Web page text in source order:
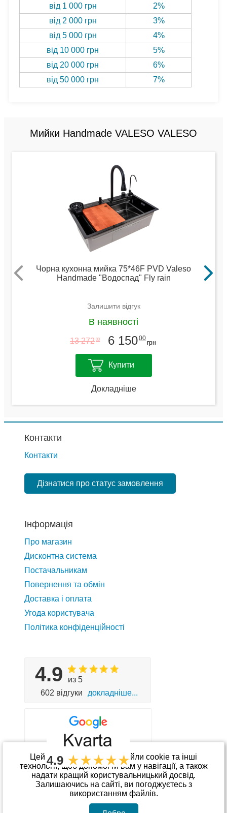
від 1 000 грн
2%
від 2 000 грн
3%
від 5 000 грн
4%
від 10 000 грн
5%
від 20 000 грн
6%
від 50 000 грн
7%
Мийки Handmade VALESO VALESO
Чорна кухонна мийка 75*46F PVD Valeso
Handmade "Водоспад" Fly rain
Залишити відгук
В наявності
13 272 00 6 15000
грн
Купити
Докладніше
Цей сайт використовує файли cookie та інші
технології, щоб допомогти вам у навігації, а також
надати кращий користувальницький досвід.
Залишаючись на сайті, ви погоджуєтесь з
використанням файлів.
Контакти
Контакти
Дізнатися про статус замовлення
Інформація
Про магазин
Дисконтна система
Постачальникам
Повернення та обмін
Доставка і оплата
Угода користувача
Політика конфіденційності
4.9
из 5
602 відгуки
докладніше...
4.9
Приймаємо до оплати